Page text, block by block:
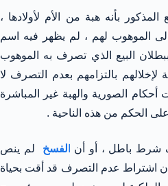
بأنه هبة من الأم لأولادها ،
الموهوب لهم ، لم يظهر فيه اسم
البيع الذي تصرف به الموهوب
بالتزامهم بعدم التصرف لا
الصورية والهبة غير المباشرة
الحكم من هذه الناحية .
شرط باطل ، أو أن لفسخ لم ينص
أن اشتراط عدم التصرف قد أقت بحياة